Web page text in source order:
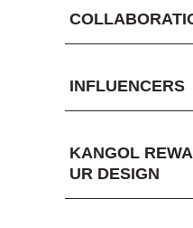
INFLUENCERS
KANGOL
UR DESIGN